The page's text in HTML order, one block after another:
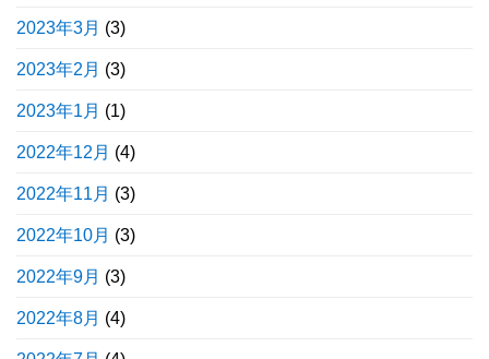
2023年3月 (3)
2023年2月 (3)
2023年1月 (1)
2022年12月 (4)
2022年11月 (3)
2022年10月 (3)
2022年9月 (3)
2022年8月 (4)